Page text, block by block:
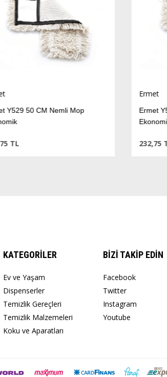
50 CM Nemli Mop
Ermet Y530
Ekonomik
232,75 TL
KATEGORİLER
Ev ve Yaşam
Dispenserler
Temizlik Gereçleri
Temizlik Malzemeleri
Koku ve Aparatları
BİZİ TAKİP EDİN
Facebook
Twitter
Instagram
Youtube